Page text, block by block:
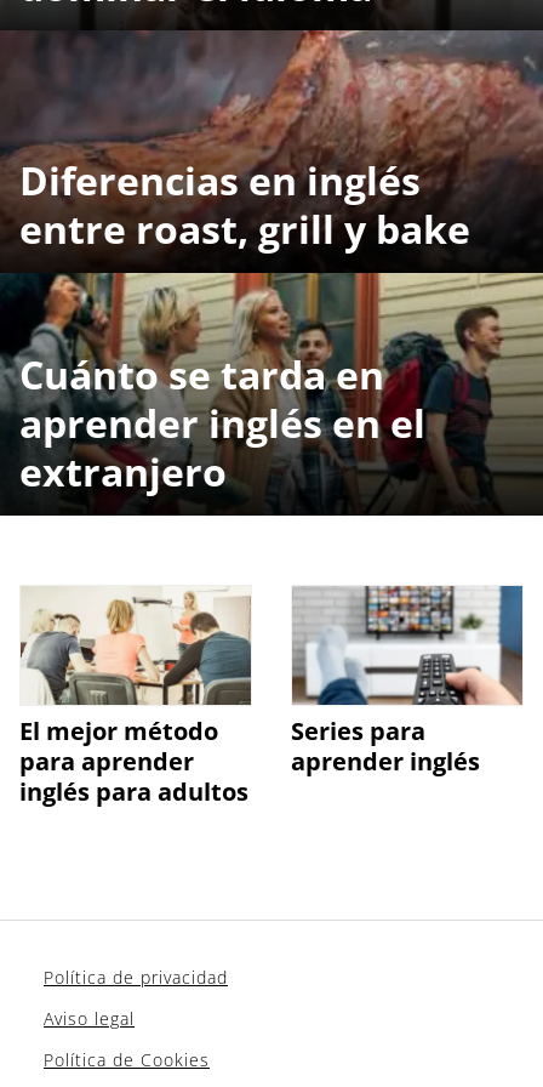
Diferencias en inglés
entre roast, grill y bake
Cuánto se tarda en
aprender inglés en el
extranjero
El mejor método
para aprender
inglés para adultos
Series para
aprender inglés
Política de privacidad
Aviso legal
Política de Cookies